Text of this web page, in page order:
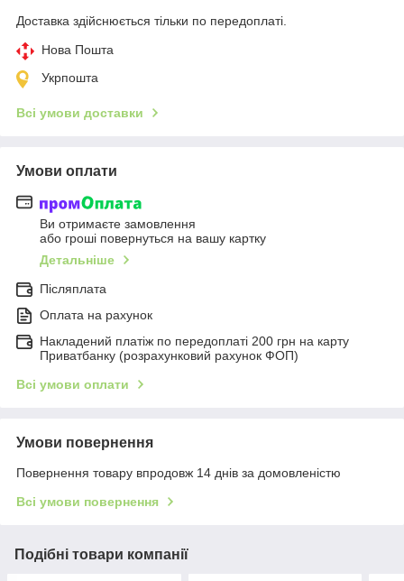
Доставка здійснюється тільки по передоплаті.
Нова Пошта
Укрпошта
Всі умови доставки
Умови оплати
Ви отримаєте замовлення
або гроші повернуться на вашу картку
Детальніше
Післяплата
Оплата на рахунок
Накладений платіж по передоплаті 200 грн на карту
Приватбанку (розрахунковий рахунок ФОП)
Всі умови оплати
Умови повернення
Повернення товару впродовж 14 днів за домовленістю
Всі умови повернення
Подібні товари компанії